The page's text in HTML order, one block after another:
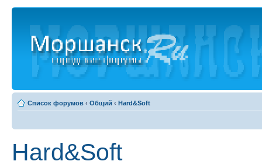
Список форумов ‹ Общий ‹ Hard&Soft
Hard&Soft